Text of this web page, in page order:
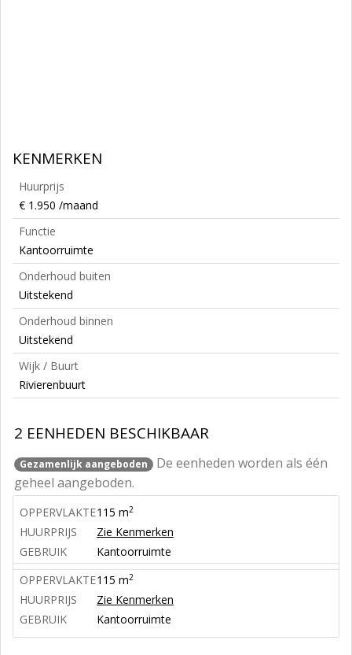
KENMERKEN
Huurprijs
€ 1.950 /maand
Functie
Kantoorruimte
Onderhoud buiten
Uitstekend
Onderhoud binnen
Uitstekend
Wijk / Buurt
Rivierenbuurt
2 EENHEDEN BESCHIKBAAR
Gezamenlijk aangeboden
De eenheden worden als één
geheel aangeboden.
OPPERVLAKTE115 m2
HUURPRIJS
Zie Kenmerken
GEBRUIK
Kantoorruimte
OPPERVLAKTE115 m2
HUURPRIJS
Zie Kenmerken
GEBRUIK
Kantoorruimte